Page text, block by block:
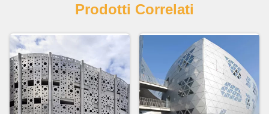
Prodotti Correlati